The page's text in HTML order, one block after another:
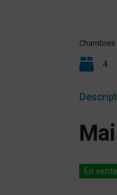
Chambres
4
En vente